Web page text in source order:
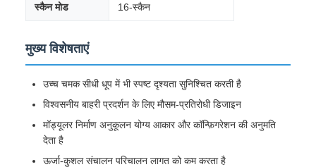
स्कैन मोड 16-स्कैन
मुख्य विशेषताएं
उच्च चमक सीधी धूप में भी स्पष्ट दृश्यता सुनिश्चित करती है
विश्वसनीय बाहरी प्रदर्शन के लिए मौसम-प्रतिरोधी डिजाइन
मॉड्यूलर निर्माण अनुकूलन योग्य आकार और कॉन्फ़िगरेशन की अनुमति
देता है
ऊर्जा-कुशल संचालन परिचालन लागत को कम करता है